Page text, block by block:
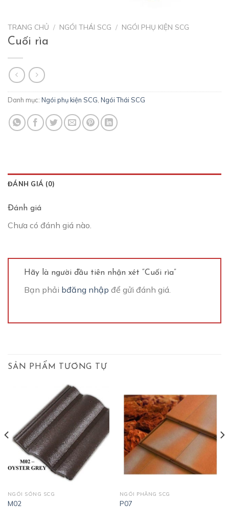
TRANG CHỦ / NGÓI THÁI SCG / NGÓI PHỤ KIỆN SCG
Cuối rìa
Danh mục: Ngói phụ kiện SCG Ngói Thái SCG
ĐÁNH GIÁ (0)
Đánh giá
Chưa có đánh giá nào.
Hãy là người đầu tiên nhận xét “Cuối rìa”
Bạn phải bđăng nhập để gửi đánh giá.
SẢN PHẨM TƯƠNG TỰ
NGÓI SÓNG SCG
M02
NGÓI PHẲNG SCG
P07